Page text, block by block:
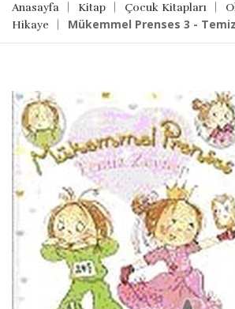
Anasayfa Kitap Çocuk Kitapları
Hikaye
Mükemmel Prenses 3 -